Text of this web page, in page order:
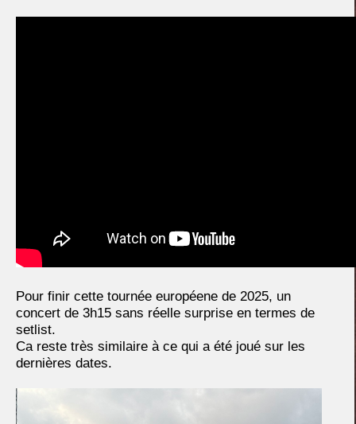
Pour finir cette tournée européene de 2025, un
concert de 3h15 sans réelle surprise en termes de
setlist.
Ca reste très similaire à ce qui a été joué sur les
dernières dates.